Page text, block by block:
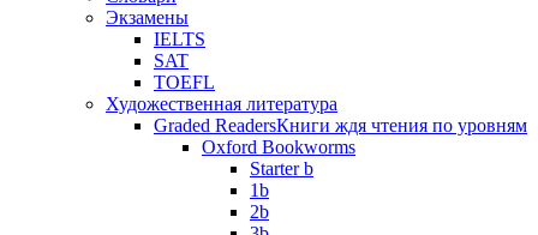
Экзамены
IELTS
SAT
TOEFL
Художественная литература
Graded ReadersКниги ждя чтения по уровням
Oxford Bookworms
Starter b
1b
2b